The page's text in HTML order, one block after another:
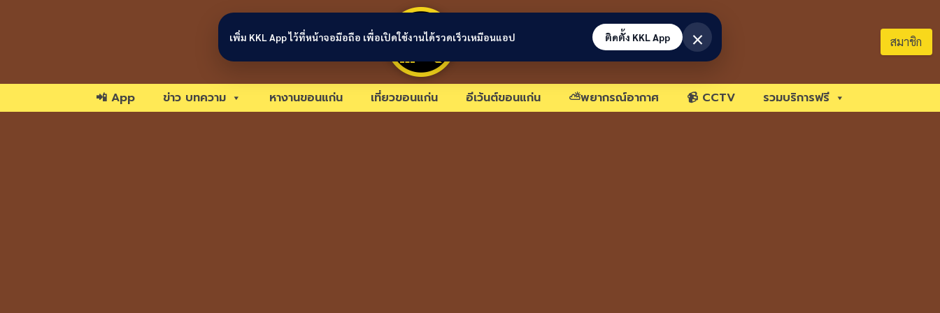
ขอนแก่นลิงก์ สมาชิก
📲 App ข่าว บทความ หางานขอนแก่น เที่ยวขอนแก่น อีเว้นต์ขอนแก่น ⛅พยากรณ์อากาศ 📹 CCTV รวมบริการฟรี
เพิ่ม KKL App ไว้ที่หน้าจอมือถือ เพื่อเปิดใช้งานได้รวดเร็วเหมือนแอป ติดตั้ง KKL App ×